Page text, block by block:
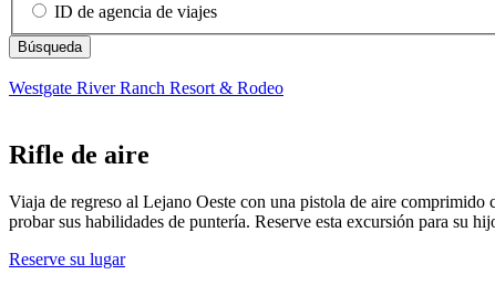
ID de agencia de viajes
Westgate River Ranch Resort & Rodeo
Rifle de aire
Viaja de regreso al Lejano Oeste con una pistola de aire
probar sus habilidades de puntería. Reserve esta excursión para su
Reserve su lugar